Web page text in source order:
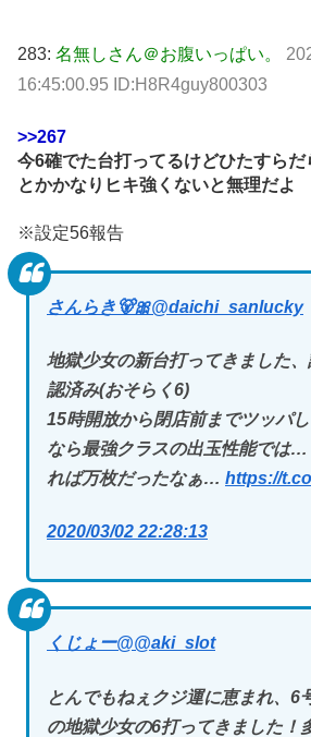
283: 名無しさん＠お腹いっぱい。
16:45:00.95 ID:H8R4guy800303
>>267
今6確でた台打ってるけどひたすら
とかかなりヒキ強くないと無理だよ
※設定56報告
さんらき🐻🎀@daichi_sanlucky
地獄少女の新台打ってきました
認済み(おそらく6)
15時開放から閉店前までツッパ
なら最強クラスの出玉性能では
れば万枚だったなぁ… https://
2020/03/02 22:28:13
くじょー@@aki_slot
とんでもねぇクジ運に恵まれ、6
の地獄少女の6打ってきました！